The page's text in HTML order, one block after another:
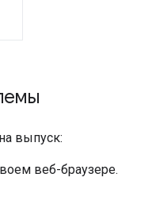
выпуск:
веб-браузере.